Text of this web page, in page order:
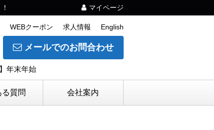
マイページ
WEBクーポン 求人情報 English
メールでのお問合わせ
年末年始
る質問 会社案内